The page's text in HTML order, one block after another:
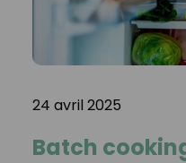
24 avril 2025
Batch